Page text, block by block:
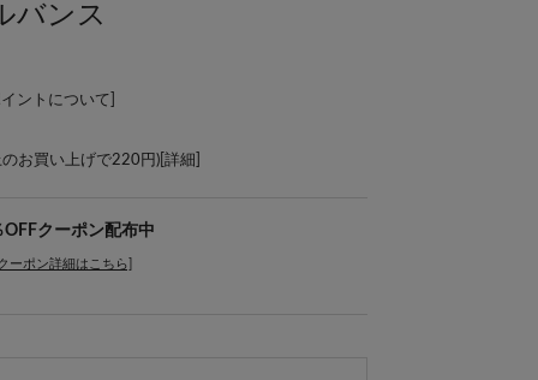
バンス
イントについて
お買い上げで220円)[ 詳細
OFFクーポン配布中
ーポン詳細はこちら]